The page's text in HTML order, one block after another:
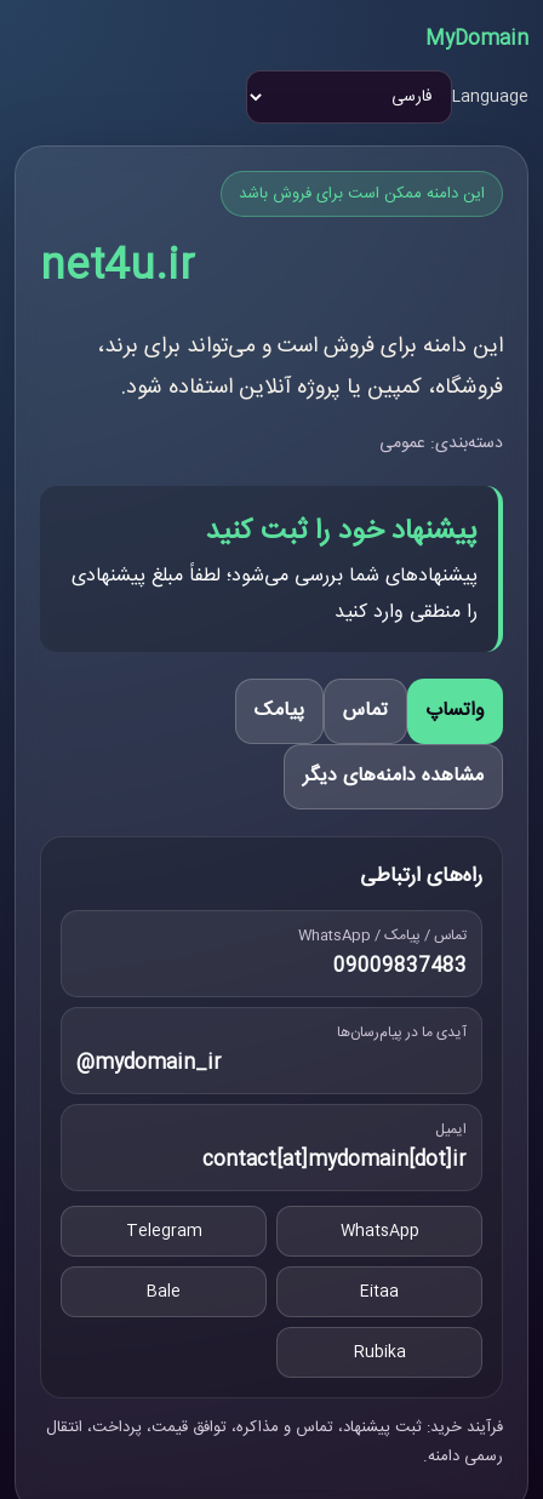
MyDomain
Language
این دامنه ممکن است برای فروش باشد
net4u.ir
این دامنه برای فروش است و می‌تواند برای برند،
فروشگاه، کمپین یا پروژه آنلاین استفاده شود.
دسته‌بندی: عمومی
پیشنهاد خود را ثبت کنید
پیشنهادهای شما بررسی می‌شود؛ لطفاً مبلغ پیشنهادی
را منطقی وارد کنید
واتساپ تماس
پیامک
مشاهده دامنه‌های دیگر
راه‌های ارتباطی
تماس / پیامک / WhatsApp
09009837483
آیدی ما در پیام‌رسان‌ها
@mydomain_ir
ایمیل
contact[at]mydomain[dot]ir
WhatsApp
Telegram
Eitaa
Bale
Rubika
فرآیند خرید: ثبت پیشنهاد، تماس و مذاکره، توافق قیمت، پرداخت، انتقال
رسمی دامنه.